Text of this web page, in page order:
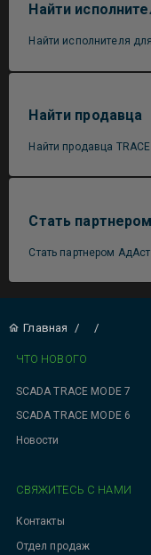
Найти
Найти исполнителя
Найти продавца
Найти продавца
Стать
Стать партнером
Главная / /
ЧТО НОВОГО
SCADA TRACE MODE 7
SCADA TRACE MODE 6
Новости
СВЯЖИТЕСЬ С НАМИ
Контакты
Отдел продаж